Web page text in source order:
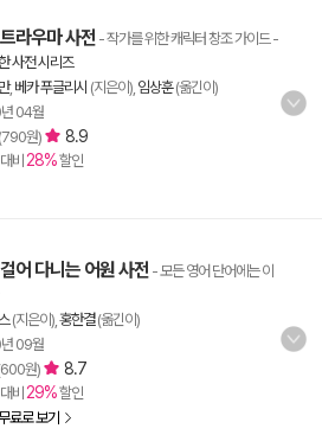
라우마 사전 - 작가를 위한 캐릭터 창조 가이드-
사전 시리즈
, 베카 푸글리시 (지은이), 임상훈(옮긴이)
04월
원) 8.9
비 28%할인
어 다니는 어원 사전 - 모든 영어 단어에는 이
(지은이), 홍한결(옮긴이)
09월
원) 8.7
비 29%할인
료로 보기